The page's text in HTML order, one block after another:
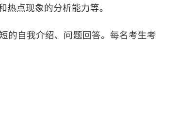
点现象的分析能力等。
的自我介绍、问题回答。每名考生考